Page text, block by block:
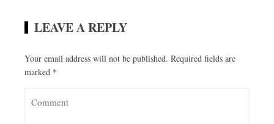
LEAVE A REPLY
Your email address will not be published. Required fields are
marked *